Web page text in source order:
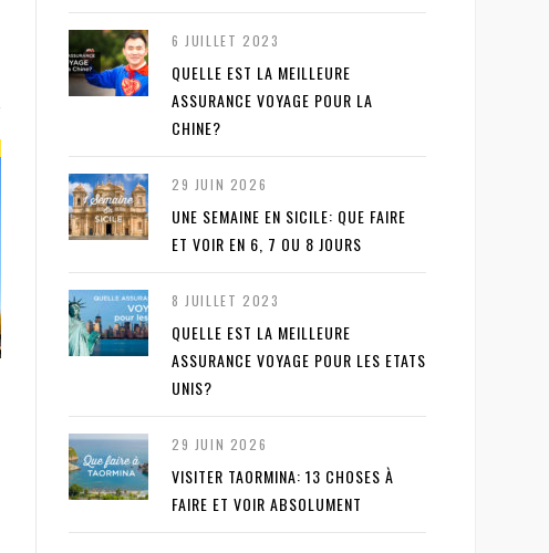
6 JUILLET 2023
QUELLE EST LA MEILLEURE
ASSURANCE VOYAGE POUR LA
CHINE?
29 JUIN 2026
UNE SEMAINE EN SICILE: QUE FAIRE
ET VOIR EN 6, 7 OU 8 JOURS
8 JUILLET 2023
QUELLE EST LA MEILLEURE
ASSURANCE VOYAGE POUR LES ETATS
UNIS?
29 JUIN 2026
VISITER TAORMINA: 13 CHOSES À
FAIRE ET VOIR ABSOLUMENT